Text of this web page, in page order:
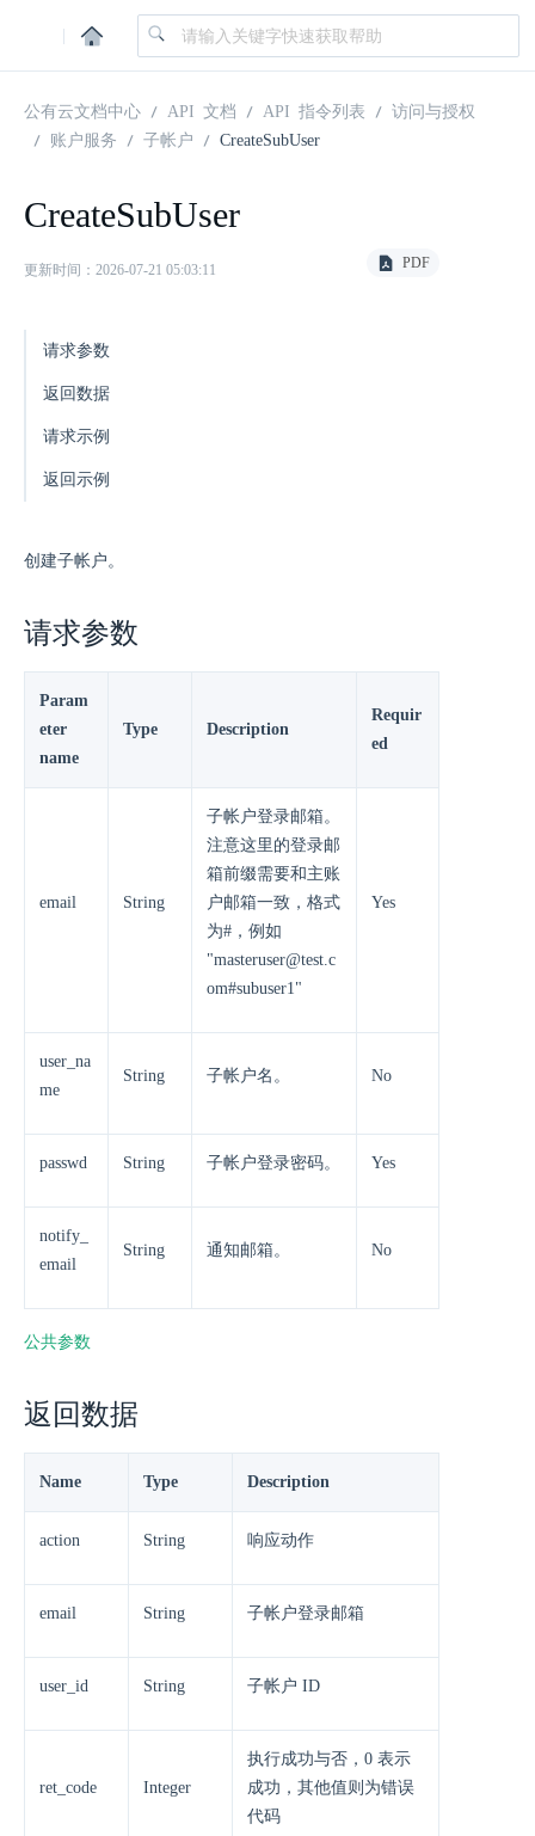
|
公有云文档中心 API 文档 API 指令列表
访问与授权
账户服务
子帐户 CreateSubUser
CreateSubUser
更新时间：2026-07-21 05:03:11 PDF
请求参数
返回数据
请求示例
返回示例
创建子帐户。
请求参数
Param
eter
name
Type Description
Requir
ed
email String
子帐户登录邮箱。
注意这里的登录邮
箱前缀需要和主账
户邮箱一致，格式
为#，例如
"masteruser@test.c
om#subuser1"
Yes
user_na
me
String 子帐户名。 No
passwd String 子帐户登录密码。 Yes
notify_
email
String 通知邮箱。 No
公共参数
返回数据
Name Type Description
action String 响应动作
email String 子帐户登录邮箱
user_id String 子帐户 ID
ret_code Integer
执行成功与否，0 表示
成功，其他值则为错误
代码